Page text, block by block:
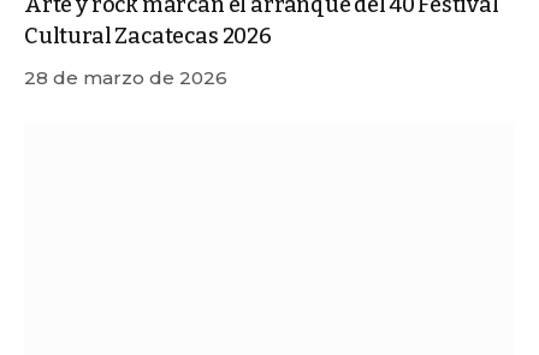
Cultural Zacatecas 2026
28 de marzo de 2026